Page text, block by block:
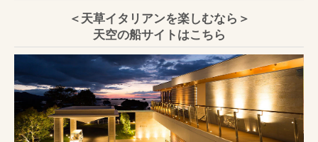
＜天草イタリアンを楽しむなら＞
天空の船サイトはこちら